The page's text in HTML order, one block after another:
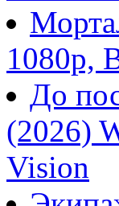
1080p,
До
(2026)
Vision